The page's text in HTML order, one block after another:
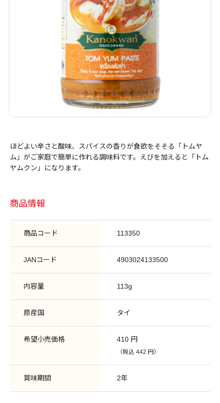
ほどよい辛さと酸味、スパイスの香りが食欲をそそる「トムヤ
ム」がご家庭で簡単に作れる調味料です。えびを加えると「トム
ヤムクン」になります。
商品情報
商品コード 113350
JANコード 4903024133500
内容量 113g
原産国 タイ
希望小売価格 410 円
（税込 442 円）
賞味期間 2年